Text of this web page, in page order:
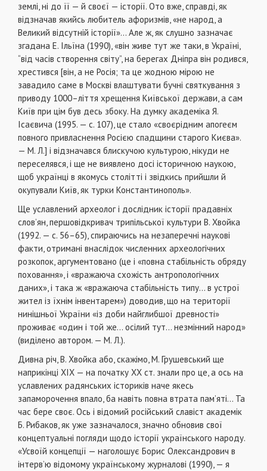
землі, ні до її — й своєї — історії. Ото вже, справді, як
відзначав якийсь любитель афоризмів, «не народ, а
Великий відсутній історії»... Але ж, як слушно зазначає
згадана Е. Ільїна (1990), «він живе тут же таки, в Україні,
“від часів створення світу”, на берегах Дніпра він родився,
хрестився [він, а не Росія; та це жодною мірою не
завадило саме в Москві влаштувати бучні святкування з
приводу 1000–ліття хрещення Київської держави, а сам
Київ при цім був десь збоку. На думку академіка Я.
Ісаєвича (1995. — с. 107), це стало «своєрідним апогеєм
повного привласнення Росією спадщини старого Києва».
— М. Л.] і відзначався блискучою культурою, нікуди не
переселявся, і ще не виявлено досі історичною наукою,
щоб українці в якомусь столітті і звідкись прийшли й
окупували Київ, як турки Константинополь».
Ще уславлений археолог і дослідник історії прадавніх
слов’ян, першовідкривач трипільської культури В. Хвойка
(1992. — с. 56–65), спираючись на незаперечні наукові
факти, отримані внаслідок численних археологічних
розкопок, аргументовано (це і «повна стабільність обряду
поховання», і «вражаюча схожість антропологічних
даних», і така ж «вражаюча стабільність типу... в устрої
жител із їхнім інвентарем») доводив, що на території
нинішньої України «із доби найглибшої древності»
проживає «один і той же... осілий тут... незмінний народ»
(виділено автором. — М. Л.).
Дивна річ, В. Хвойка або, скажімо, М. Грушевський ще
наприкінці XIX — на початку XX ст. знали про це, а ось на
уславлених радянських істориків наче якесь
запаморочення впало, ба навіть повна втрата пам’яті... Та
час бере своє. Ось і відомий російський славіст академік
Б. Рибаков, як уже зазначалося, значно обновив свої
концептуальні погляди щодо історії українського народу.
«Усвоїй концепції — наголошує Борис Олександрович в
інтерв’ю відомому українському журналові (1990), — я